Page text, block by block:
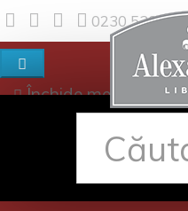
0230 530 342
Închide meniul